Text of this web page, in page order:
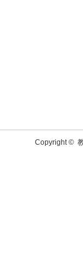
Copyright ©